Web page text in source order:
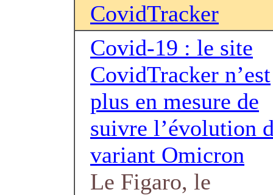
CovidTracker
Covid-19 : le site
CovidTracker n’est
plus en mesure de
suivre l’évolution
variant Omicron
Le Figaro, le